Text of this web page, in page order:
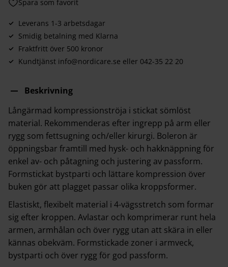
Lägg till i favoriter
Leverans 1-3 arbetsdagar
Smidig betalning med Klarna
Fraktfritt över 500 kronor
Kundtjänst info@nordicare.se eller 042-35 22 20
Beskrivning
Långärmad kompressionströja i stickat sömlöst
material. Rekommenderas efter ingrepp på arm eller
rygg som fettsugning och/eller kirurgi. Boleron är
öppningsbar framtill med hysk- och hakknäppning för
enkel av- och påtagning och justering av passform.
Formstickat bystparti och lättare kompression över
buken gör att plagget passar olika kroppsformer.
Elastiskt, flexibelt material i 4-vägsstretch som formar
sig efter kroppen. Avlastar och komprimerar runt hela
armen, armhålan och över rygg utan att skära in eller
kännas obekväm. Formstickade zoner i armveck,
bystparti och över rygg för god passform.